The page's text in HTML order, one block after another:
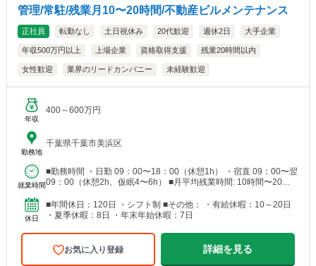
管理/常駐/残業月10〜20時間/不動産ビルメンテナンス
正社員 転勤なし 土日祝休み 20代歓迎 週休2日 大手企業
年収500万円以上 上場企業 資格取得支援 残業20時間以内
女性歓迎 業界のリードカンパニー 未経験歓迎
年収
400～600万円
勤務地
千葉県千葉市美浜区
就業時間
■勤務時間 ・日勤 09：00〜18：00（休憩1h） ・宿直 09：00〜翌
09：00（休憩2h、仮眠4〜6h） ■月平均残業時間: 10時間〜20時
休日
■年間休日：120日 ・シフト制 ■その他： ・有給休暇：10～20日
・夏季休暇：8日 ・年末年始休暇：7日
お気に入り登録 詳細を見る